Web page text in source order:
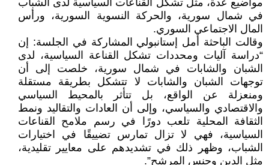
مواضيع عدة، مثل تشكل القناعات السياسية لدى الشباب
في شمال سورية، والحركة النسوية السورية، ورأس
المال الاجتماعي السوري.
وقالت الباحثة أمل إستانبولي المشاركة في الجلسة: إن
“دراسة آليات ومحددات تشكل القناعة السياسية، لدى
الشبان والشابات في شمال سورية، خلصت إلى أن
توجهات الشبان والشابات لا تتشكل بطريقة مستقلة
ومنعزلة عن الواقع، بل تتأثر بالمحيط السياسي
والاقتصادي والسياسي، وإلى أن العادات والتقاليد ونمط
الثقافة المحلية تلعب دورًا في رسم ملامح القناعات
السياسية، فهي لا تزال تمارس تضييقًا في اختيارات
الشباب، وظهر ذلك في تشديدهم على معايير تقليدية،
مثل الدين وجنس المرشح”.